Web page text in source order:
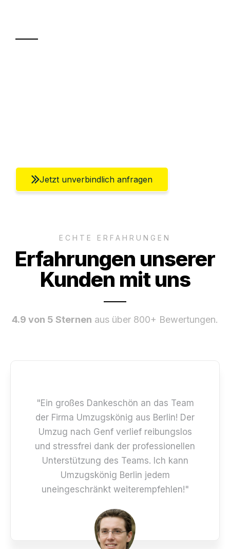
Jetzt unverbindlich anfragen
ECHTE ERFAHRUNGEN
Erfahrungen unserer
Kunden mit uns
4.9 von 5 Sternen aus über 800+ Bewertungen.
"Ein großes Dankeschön an das Team
der Firma Umzugskönig aus Berlin! Der
Umzug nach Genf verlief reibungslos
und stressfrei dank der professionellen
Unterstützung des Teams. Ich kann
Umzugskönig Berlin jedem
uneingeschränkt weiterempfehlen!"